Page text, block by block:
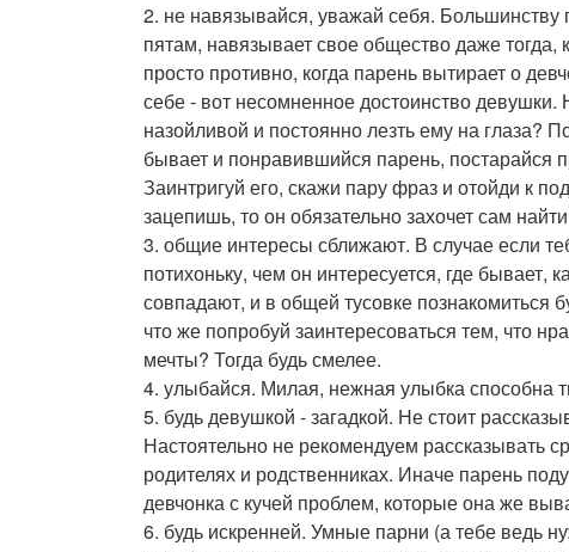
2. не навязывайся, уважай себя. Большинству
пятам, навязывает свое общество даже
просто противно, когда парень вытирает о
себе - вот несомненное достоинство девушки.
назойливой и постоянно лезть ему на глаза?
бывает и понравившийся парень, постарайся
Заинтригуй его, скажи пару фраз и отойди к
зацепишь, то он обязательно захочет сам
3. общие интересы сближают. В случае если
потихоньку, чем он интересуется, где бывает,
совпадают, и в общей тусовке познакомиться
что же попробуй заинтересоваться тем, что
мечты? Тогда будь смелее.
4. улыбайся. Милая, нежная улыбка способна
5. будь девушкой - загадкой. Не стоит
Настоятельно не рекомендуем рассказывать
родителях и родственниках. Иначе парень
девчонка с кучей проблем, которые она же
6. будь искренней. Умные парни (а тебе ведь